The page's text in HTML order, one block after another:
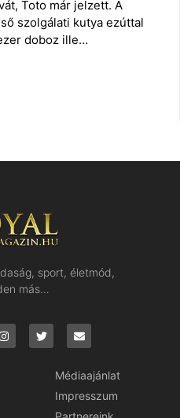
Toto már jelzett. A
szolgálati kutya ezúttal
doboz ille…
sport, életmód,
más…
Médiaajánlat
Impresszum